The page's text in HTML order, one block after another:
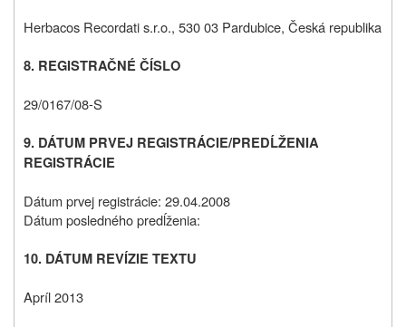
Herbacos Recordati s.r.o., 530 03 Pardubice, Česká republika
8. REGISTRAČNÉ ČÍSLO
29/0167/08-S
9. DÁTUM PRVEJ REGISTRÁCIE/PREDĹŽENIA
REGISTRÁCIE
Dátum prvej registrácie: 29.04.2008
Dátum posledného predĺženia:
10. DÁTUM REVÍZIE TEXTU
Apríl 2013